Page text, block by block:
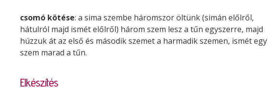
csomó kötése: a sima szembe háromszor öltünk (simán előlről,
hátulról majd ismét előlről) három szem lesz a tűn egyszerre, majd
húzzuk át az első és második szemet a harmadik szemen, ismét egy
szem marad a tűn.
Elkészítés